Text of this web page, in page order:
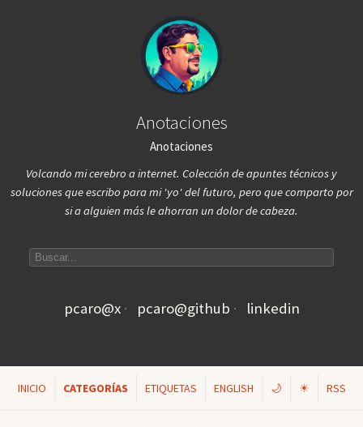
Anotaciones
Anotaciones
Volcando mi cerebro a internet. Colección de apuntes técnicos y
soluciones que escribo para mi 'yo' del futuro, pero que comparto por
si a alguien más le ahorran un dolor de cabeza.
pcaro@x pcaro@github linkedin
INICIO CATEGORÍAS ETIQUETAS ENGLISH 🌙 ☀ RSS